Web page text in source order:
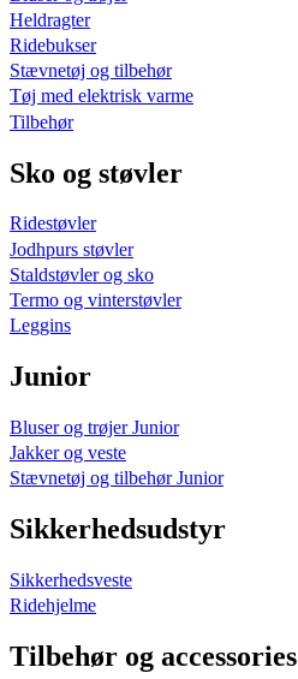
Heldragter
Ridebukser
Stævnetøj og tilbehør
Tøj med elektrisk varme
Tilbehør
Sko og støvler
Ridestøvler
Jodhpurs støvler
Staldstøvler og sko
Termo og vinterstøvler
Leggins
Junior
Bluser og trøjer Junior
Jakker og veste
Stævnetøj og tilbehør Junior
Sikkerhedsudstyr
Sikkerhedsveste
Ridehjelme
Tilbehør og accessories